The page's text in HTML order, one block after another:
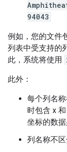
94043
例如，您的文件
列表中受支持的
此，系统将使用
此外：
每个列名
时包含 x
坐标的数据
列名称不区